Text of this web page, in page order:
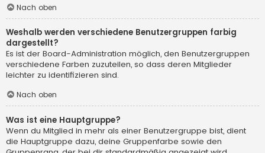
Nach oben
Weshalb werden verschiedene Benutzergruppen farbig
dargestellt?
Es ist der Board-Administration möglich, den Benutzergruppen
verschiedene Farben zuzuteilen, so dass deren Mitglieder
leichter zu identifizieren sind.
Nach oben
Was ist eine Hauptgruppe?
Wenn du Mitglied in mehr als einer Benutzergruppe bist, dient
die Hauptgruppe dazu, deine Gruppenfarbe sowie den